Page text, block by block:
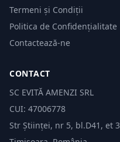
Termeni și Condiții
Politica de Confidențialitate
Contactează-ne
CONTACT
SC EVITĂ AMENZI SRL
CUI: 47006778
Str Științei, nr 5, bl.D41, et 3